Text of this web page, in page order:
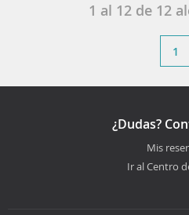
1 al 12 de 12
1
¿Dudas?
Mis
Ir al Centro